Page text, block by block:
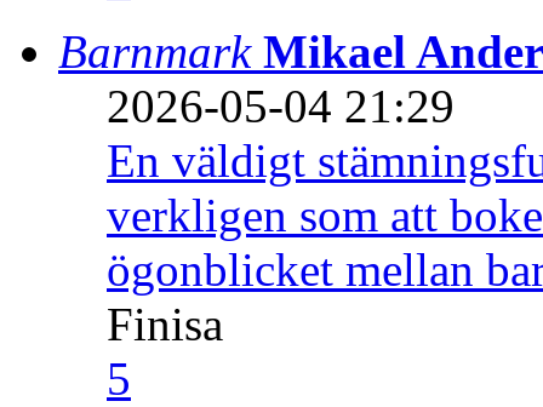
Barnmark Mikael
2026-05-04 21:29
En väldigt
verkligen som att
ögonblicket mellan
Finisa
5